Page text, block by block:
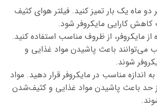
دو ماه یک بار تمیز کنید. فیلتر هوای کثیف
کاهش کارایی مایکروفر شود.
از مایکروفر، از ظروف مناسب استفاده کنید.
می‌توانند باعث پاشیدن مواد غذایی و
شوند.
اندازه مناسب در مایکروفر قرار دهید. مواد
حد باعث پاشیدن مواد غذایی و کثیف‌شدن